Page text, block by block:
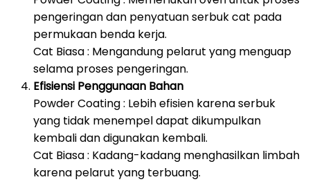
pengeringan dan penyatuan serbuk cat pada
permukaan benda kerja.
Cat Biasa : Mengandung pelarut yang menguap
selama proses pengeringan.
Efisiensi Penggunaan Bahan
Powder Coating : Lebih efisien karena serbuk
yang tidak menempel dapat dikumpulkan
kembali dan digunakan kembali.
Cat Biasa : Kadang-kadang menghasilkan limbah
karena pelarut yang terbuang.